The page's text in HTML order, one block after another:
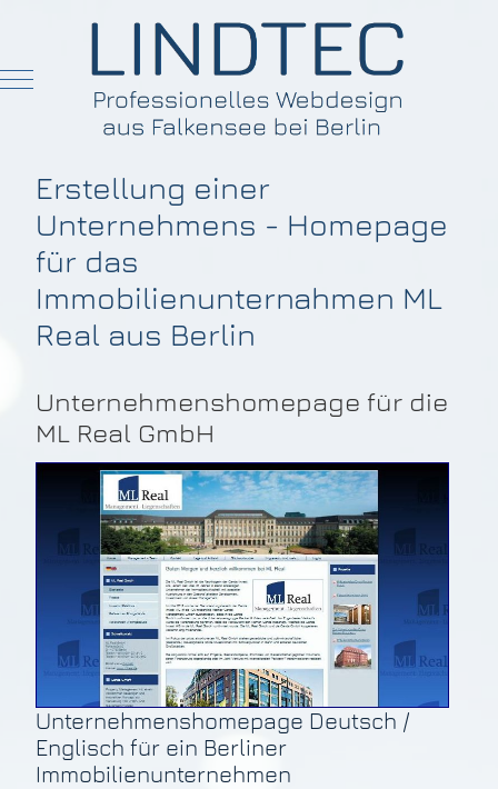
Mobile Menu Toggle
Erstellung einer
Unternehmens - Homepage
für das
Immobilienunternahmen ML
Real aus Berlin
Unternehmenshomepage für die
ML Real GmbH
Unternehmenshomepage Deutsch /
Englisch für ein Berliner
Immobilienunternehmen